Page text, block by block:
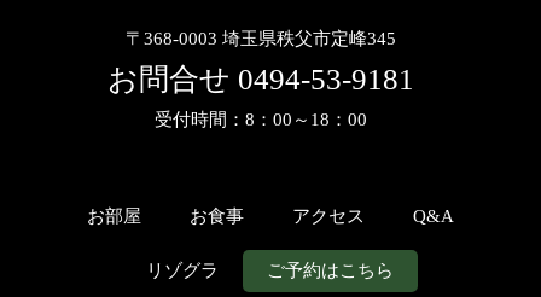
〒368-0003 埼玉県秩父市定峰345
お問合せ 0494-53-9181
受付時間：8：00～18：00
お部屋 お食事 アクセス Q&A
リゾグラ ご予約はこちら